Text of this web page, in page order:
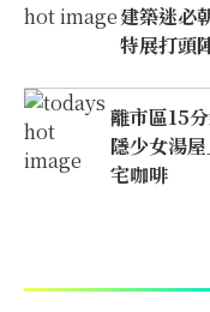
建築迷必
特展打頭
離市區15
隱少女湯
宅咖啡